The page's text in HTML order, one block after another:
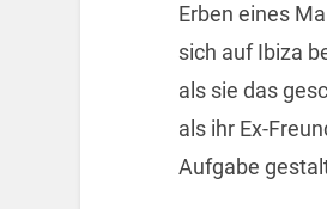
Erben eines
sich auf Ibiza
als sie das
als ihr Ex-
Aufgabe